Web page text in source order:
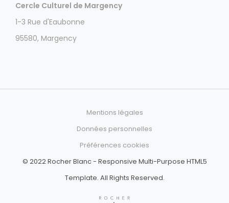
Cercle Culturel de Margency
1-3 Rue d'Eaubonne
95580, Margency
Mentions légales
Données personnelles
Préférences cookies
© 2022 Rocher Blanc - Responsive Multi-Purpose HTML5
Template. All Rights Reserved.